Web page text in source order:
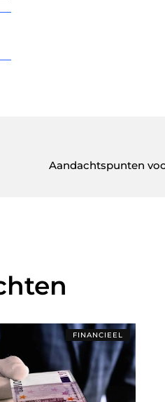
Aandachtspunten
FINANCIEEL